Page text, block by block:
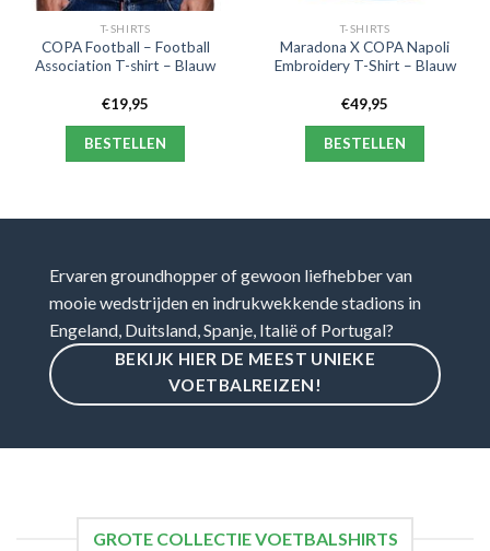
T-SHIRTS
COPA Football – Football
Association T-shirt – Blauw
€19,95
BESTELLEN
T-SHIRTS
Maradona X COPA Napoli
Embroidery T-Shirt – Blauw
€49,95
BESTELLEN
Ervaren groundhopper of gewoon liefhebber van
mooie wedstrijden en indrukwekkende stadions in
Engeland, Duitsland, Spanje, Italië of Portugal?
BEKIJK HIER DE MEEST UNIEKE
VOETBALREIZEN!
GROTE COLLECTIE VOETBALSHIRTS